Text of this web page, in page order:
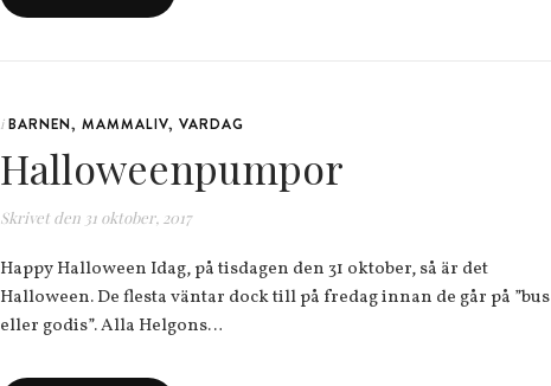
i BARNEN, MAMMALIV, VARDAG
Halloweenpumpor
Skrivet den 31 oktober, 2017
Happy Halloween Idag, på tisdagen den 31 oktober, så är det
Halloween. De flesta väntar dock till på fredag innan de går på ”bus
eller godis”. Alla Helgons…